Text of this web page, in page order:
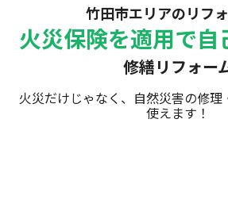
竹田市エリアのリフ
火災保険を適用で自
修繕リフォー
火災だけじゃなく、自然災害の修
使えます！